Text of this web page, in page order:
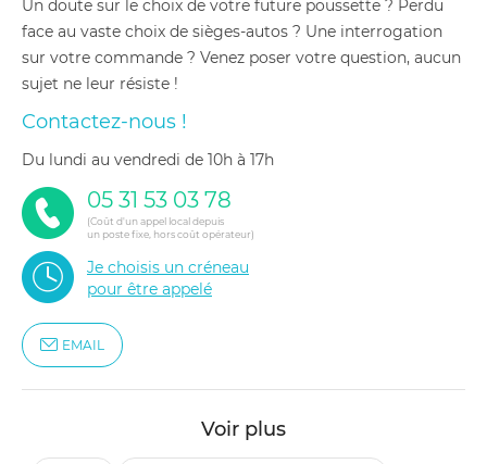
Un doute sur le choix de votre future poussette ? Perdu
face au vaste choix de sièges-autos ? Une interrogation
sur votre commande ? Venez poser votre question, aucun
sujet ne leur résiste !
Contactez-nous !
du lundi au vendredi de 10h à 17h
05 31 53 03 78
(Coût d'un appel local depuis
un poste fixe, hors coût opérateur)
Je choisis un créneau
pour être appelé
EMAIL
Voir plus